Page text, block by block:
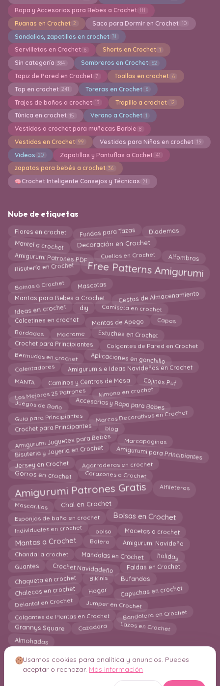
Ropa y Accesorios para Bebes a Crochet 111
Ruanas en Crochet 2 Saco para Dormir en Crochet 10
Sandalias, zapatillas en crochet 31
Servilletas en Crochet 6 Shorts en Crochet 1
Sin categoría 384 Sombreros en Crochet 62
Tapiz de Pared en Crochet 7 Toallas en crochet 6
Top en crochet 241 Toreras en Crochet 6
Trajes de baños a crochet 13 Trapillo a crochet 12
Túnica en crochet 15 Verano a Crochet 1
Vestidos a crochet para muñecas Barbie 8
Vestidos en Crochet 99 Vestidos para Niñas en crochet 19
Videos 20 Zapatillas y Pantuflas a Cochet 41
zapatos para bebés a crochet 36
Crochet Inteligente Consejos y Técnicas 21
Nube de etiquetas
Flores en crochet Fundas para Tazas Diademas
Mantel a crochet Decoración en Crochet
Amigurumi Patrones PDF Cuellos en Crochet Alfombras
Bisutería en Crochet Free Patterns Amigurumi
Boinas a Crochet Mascotas
Mantas para Bebes a Crochet Cestas de Almacenamiento
Ideas en crochet diy Camiseta en crochet
Calcetines en crochet Mantas de Apego Capas
Bordados Macrame Estuches en Crochet
Crochet para Principiantes Colgantes de Pared en Crochet
Bermudas en crochet Aplicaciones en ganchillo
Calentadores Amigurumis e Ideas Navideñas en Crochet
MANTA Caminos y Centros de Mesa Cojines Puf
Los Mejores 25 Patrones kimono en crochet
Juegos de Baño Accesorios y Ropa para Bebes
Guía para Principiantes Marcos Decorativos en Crochet
Crochet para Principantes blog
Amigurumi Juguetes para Bebes Marcapaginas
Bisuteria y Joyeria en Crochet Amigurumi para Principiantes
Jersey en Crochet Agarraderas en crochet
Gorros en crochet Corazones a Crochet
Amigurumi Patrones Gratis Alfileteros
Mascarillas Chal en Crochet
Esponjas de baño en crochet Bolsas en Crochet
Individuales en crochet bolso Macetas a crochet
Mantas a Crochet Bolero Amigurumi Navideño
Chandal a crochet Mandalas en Crochet holiday
Guantes Crochet Navidadeño Faldas en Crochet
Chaqueta en crochet Bikinis Bufandas
Chalecos en crochet Hogar Capuchas en crochet
Delantal en Crochet Jumper en Crochet
Colgantes de Plantas en Crochet Bandolera en Crochet
Grannys Square Cazadora Lazos en Crochet
Almohadas
© 2026 Crochetisimo. Todos los derechos reservados.
Usamos cookies para analítica y anuncios. Puedes
aceptar o rechazar. Más información